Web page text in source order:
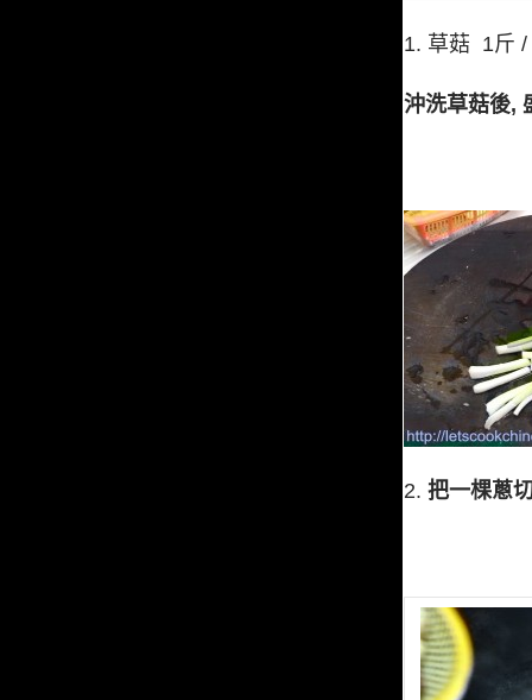
1. 草菇 1斤
沖洗草菇後,
2. 把一棵蔥